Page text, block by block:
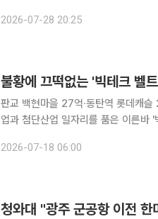
2026-07-28 20:25
불황에 끄떡없는 '빅테크 벨
판교 백현마을 27억·동탄역 롯데캐슬
업과 첨단산업 일자리를 품은 이른바
설이 뒤따라 들어서는 자족형 도시들
2026-07-18 06:00
청와대 "광주 군공항 이전 한